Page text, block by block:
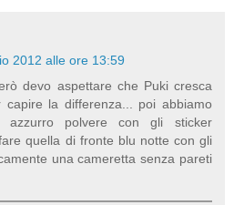
2012 alle ore 13:59
devo aspettare che Puki cresca
la differenza... poi abbiamo
azzurro polvere con gli sticker
quella di fronte blu notte con gli
una cameretta senza pareti